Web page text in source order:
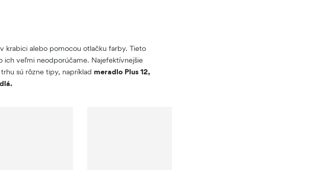
krabici alebo pomocou otlačku farby. Tieto
ich veľmi neodporúčame. Najefektívnejšie
sú rôzne tipy, napríklad meradlo Plus 12,